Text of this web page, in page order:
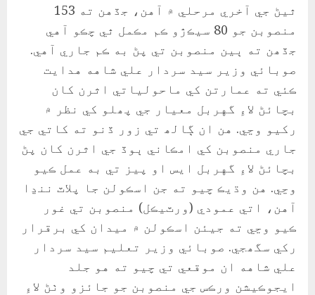
ٿيڻ جي آخري مرحلي ۾ آهن، جڏهن ته 153
منصوبن جو 80 سيڪڙو ڪم مڪمل ٿي چڪو آهي
جڏھن ته ٻين منصوبن تي پڻ به ڪم جاري آهي.
صوبائي وزير سيد سردار علي شاهه هدايت
ڪئي ته عمارتن کي ماحولياتي اثرن کان
بچائڻ لاءِ گهربل معيار جي پھلو کي نظر ۾
رکيو وڃي. هن ان ڳالھ تي زور ڏنو ته کاتي جي
جاري منصوبن کي امڪاني ٻوڏ جي اثرن کان پڻ
بچائڻ لاءِ گهربل ايس او پيز تي به عمل ڪيو
وڃي. هن وڌيڪ چيو ته جن اسڪولن جا پلاٽ ننڍا
آهن، اتي عمودي (ورٽيڪل) منصوبن تي غور
ڪيو وڃي ته جيئن اسڪولن ۾ ميدان کي برقرار
رکي سگھجي. صوبائي وزير تعليم سيد سردار
علي شاهه ان موقعي تي چيو ته هو جلد
ايجوڪيشن ورڪس جي منصوبن جو جائزو وٺڻ لاءِ